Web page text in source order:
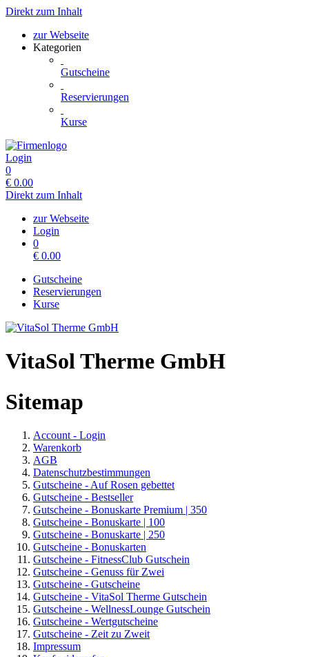
Direkt zum Inhalt
zur Webseite
Kategorien
Gutscheine
Reservierungen
Kurse
Login
0
€ 0.00
Direkt zum Inhalt
zur Webseite
Login
0
€ 0.00
Gutscheine
Reservierungen
Kurse
VitaSol Therme GmbH
Sitemap
Account - Login
Warenkorb
AGB
Datenschutzbestimmungen
Gutscheine - Auf Rosen gebettet
Gutscheine - Bestseller
Gutscheine - Bonuskarte Premium | 350
Gutscheine - Bonuskarte | 100
Gutscheine - Bonuskarte | 250
Gutscheine - Bonuskarten
Gutscheine - FitnessClub Gutschein
Gutscheine - Genuss für Zwei
Gutscheine - Gutscheine
Gutscheine - VitaSol Therme Gutschein
Gutscheine - WellnessLounge Gutschein
Gutscheine - Wertgutscheine
Gutscheine - Zeit zu Zweit
Impressum